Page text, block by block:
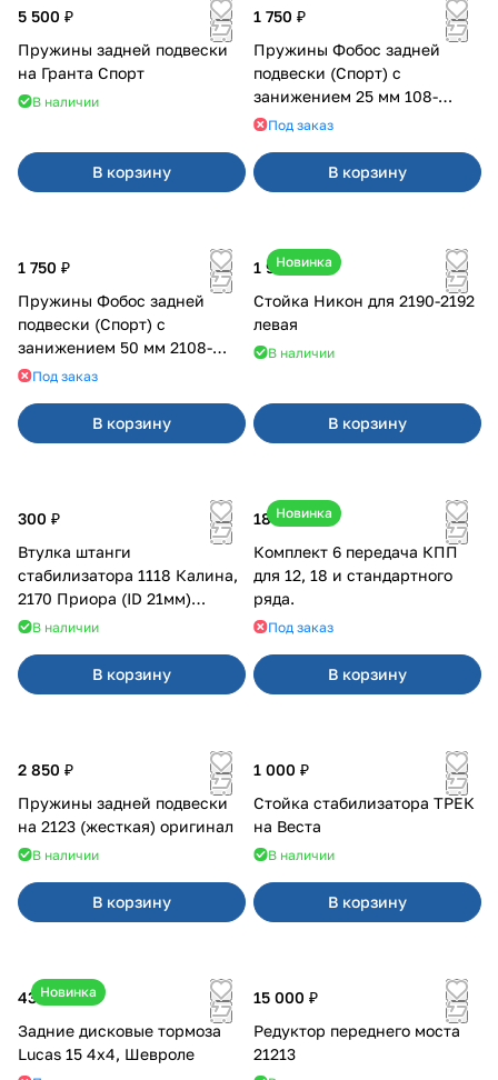
5 500 ₽
Пружины задней подвески
на Гранта Спорт
В наличии
В корзину
1 750 ₽
Пружины Фобос задней
подвески (Спорт) с
занижением 25 мм 108-
21099, 2113-2115
Под заказ
В корзину
1 750 ₽
Пружины Фобос задней
подвески (Спорт) с
занижением 50 мм 2108-
21099, 2113-2115
Под заказ
В корзину
Новинка
1 900 ₽
Стойка Никон для 2190-2192
левая
В наличии
В корзину
300 ₽
Втулка штанги
стабилизатора 1118 Калина,
2170 Приора (ID 21мм)
VTULKA (желтая) 17-01-110
В наличии
В корзину
Новинка
18 000 ₽
Комплект 6 передача КПП
для 12, 18 и стандартного
ряда.
Под заказ
В корзину
2 850 ₽
Пружины задней подвески
на 2123 (жесткая) оригинал
В наличии
В корзину
1 000 ₽
Стойка стабилизатора ТРЕК
на Веста
В наличии
В корзину
Новинка
43 000 ₽
Задние дисковые тормоза
Lucas 15 4х4, Шевроле
15 000 ₽
Редуктор переднего моста
21213